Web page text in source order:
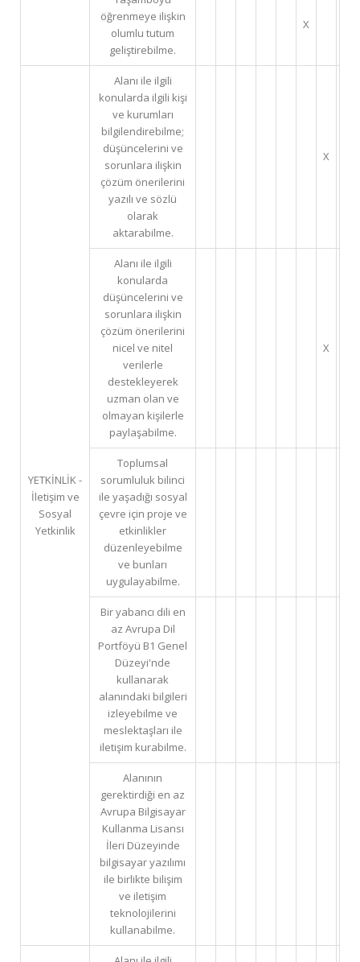
öğrenmeye ilişkin
olumlu tutum
geliştirebilme.
X
YETKİNLİK -
İletişim ve
Sosyal
Yetkinlik
Alanı ile ilgili
konularda ilgili kişi
ve kurumları
bilgilendirebilme;
düşüncelerini ve
sorunlara ilişkin
çözüm önerilerini
yazılı ve sözlü
olarak
aktarabilme.
X
Alanı ile ilgili
konularda
düşüncelerini ve
sorunlara ilişkin
çözüm önerilerini
nicel ve nitel
verilerle
destekleyerek
uzman olan ve
olmayan kişilerle
paylaşabilme.
X
Toplumsal
sorumluluk bilinci
ile yaşadığı sosyal
çevre için proje ve
etkinlikler
düzenleyebilme
ve bunları
uygulayabilme.
Bir yabancı dili en
az Avrupa Dil
Portföyü B1 Genel
Düzeyi'nde
kullanarak
alanındaki bilgileri
izleyebilme ve
meslektaşları ile
iletişim kurabilme.
Alanının
gerektirdiği en az
Avrupa Bilgisayar
Kullanma Lisansı
İleri Düzeyinde
bilgisayar yazılımı
ile birlikte bilişim
ve iletişim
teknolojilerini
kullanabilme.